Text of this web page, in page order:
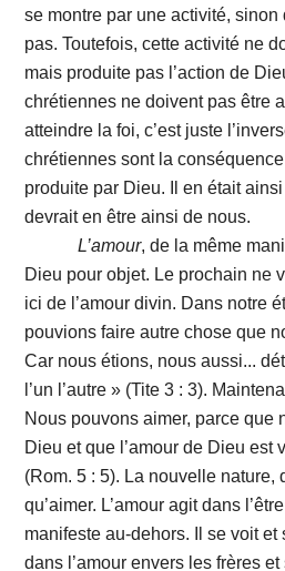
se montre par une activité,
pas. Toutefois, cette activité ne
mais produite pas l’action de
chrétiennes ne doivent pas être
atteindre la foi, c’est juste
chrétiennes sont la
produite par Dieu. Il en était
devrait en être ainsi de nous.
L’amour, de la même
Dieu pour objet. Le prochain ne
ici de l’amour divin. Dans notre
pouvions faire autre chose que
Car nous étions, nous aussi...
l’un l’autre » (Tite 3 : 3).
Nous pouvons aimer, parce que
Dieu et que l’amour de Dieu
(Rom. 5 : 5). La nouvelle nature,
qu’aimer. L’amour agit dans
manifeste au-dehors. Il se voit et
dans l’amour envers les frères